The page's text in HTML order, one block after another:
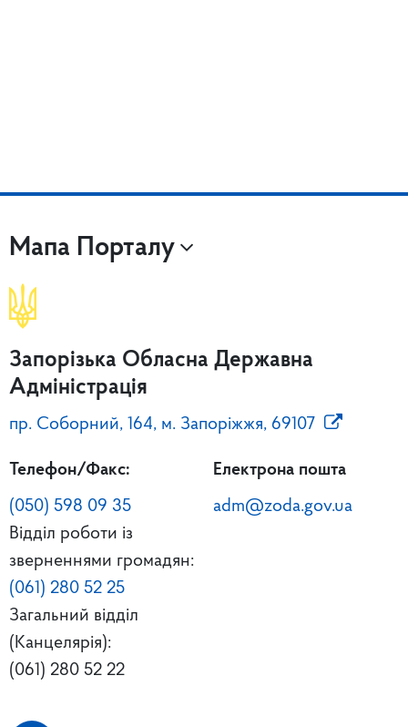
Мапа Порталу
Запорізька Обласна Державна
Адміністрація
пр. Соборний, 164, м. Запоріжжя, 69107
Телефон/Факс:
(050) 598 09 35
Відділ роботи із
зверненнями громадян:
(061) 280 52 25
Загальний відділ
(Канцелярія):
(061) 280 52 22
Електрона пошта
adm@zoda.gov.ua